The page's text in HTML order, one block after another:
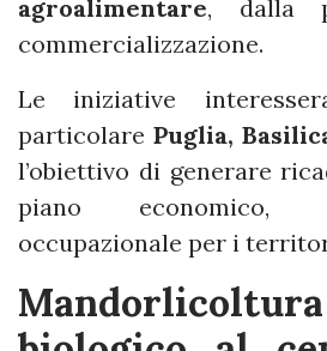
agroalimentare, dalla
commercializzazione.
Le iniziative
particolare Puglia,
l’obiettivo di generare
piano economico,
occupazionale per i